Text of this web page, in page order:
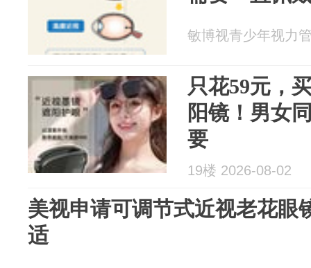
敏博视青少年视力
只花59元，
阳镜！男女
要
19楼 2026-08-02
美视申请可调节式近视老花眼
适